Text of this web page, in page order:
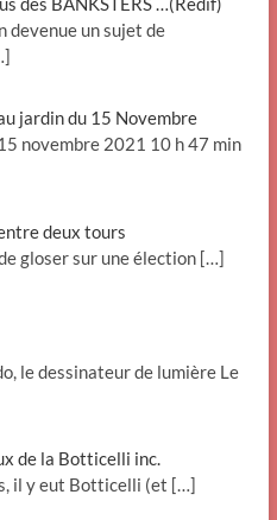
devenue un sujet de
jardin du 15 Novembre
novembre 2021 10 h 47 min
deux tours
gloser sur une élection […]
le dessinateur de lumière Le
de la Botticelli inc.
il y eut Botticelli (et […]